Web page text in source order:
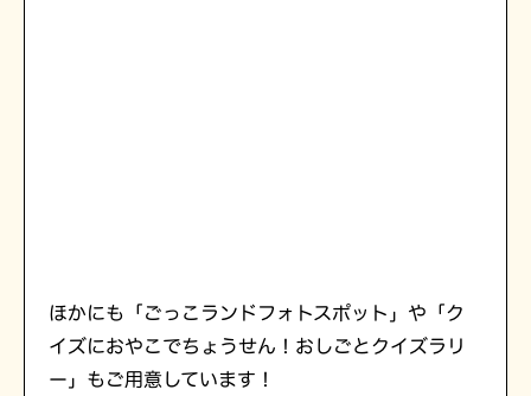
ほかにも「ごっこランドフォトスポット」や「ク
イズにおやこでちょうせん！おしごとクイズラリ
ー」もご用意しています！